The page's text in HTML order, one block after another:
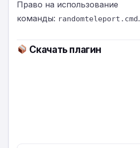
Право на использование
команды: randomteleport.cmd.
Скачать плагин